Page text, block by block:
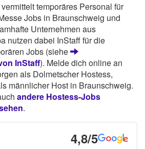
temporäres Personal für
Jobs in Braunschweig und
Unternehmen aus
nutzen dabei InStaff für die
Jobs (siehe
InStaff). Melde dich online an
als Dolmetscher Hostess,
männlicher Host in Braunschweig.
andere Hostess-Jobs
.
4,8/5